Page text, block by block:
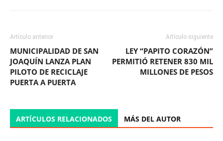
Artículo anterior
MUNICIPALIDAD DE SAN
JOAQUÍN LANZA PLAN
PILOTO DE RECICLAJE
PUERTA A PUERTA
Artículo siguiente
LEY “PAPITO CORAZÓN”
PERMITIÓ RETENER 830 MIL
MILLONES DE PESOS
ARTÍCULOS RELACIONADOS MÁS DEL AUTOR